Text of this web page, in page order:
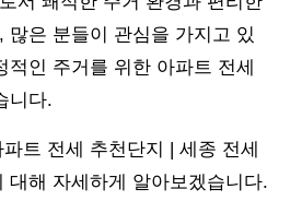
많은 분들이 관심을 가지고 있
적인 주거를 위한 아파트 전세
니다.
트 전세 추천단지 | 세종 전세
대해 자세하게 알아보겠습니다.